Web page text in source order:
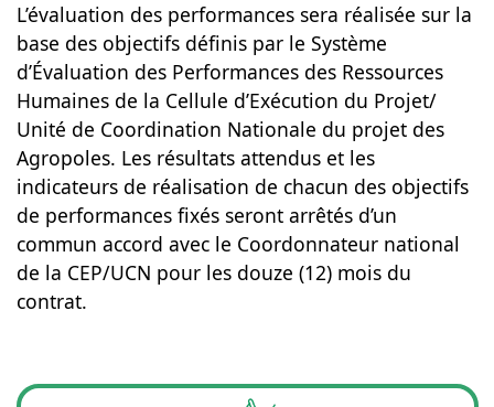
L’évaluation des performances sera réalisée sur la
base des objectifs définis par le Système
d’Évaluation des Performances des Ressources
Humaines de la Cellule d’Exécution du Projet/
Unité de Coordination Nationale du projet des
Agropoles. Les résultats attendus et les
indicateurs de réalisation de chacun des objectifs
de performances fixés seront arrêtés d’un
commun accord avec le Coordonnateur national
de la CEP/UCN pour les douze (12) mois du
contrat.